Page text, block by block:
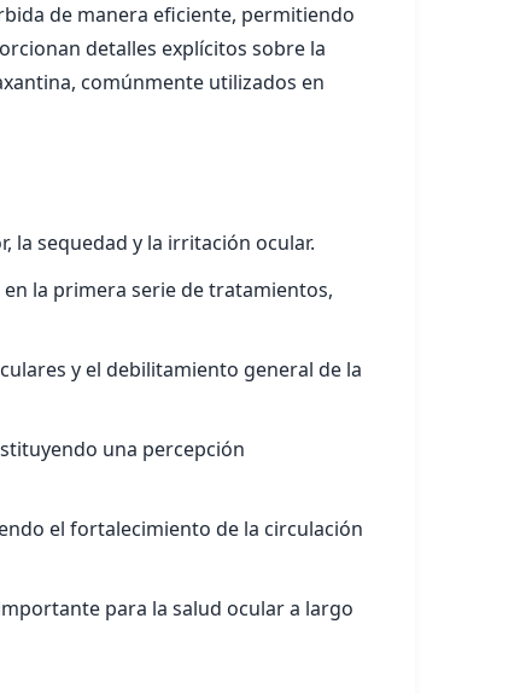
de manera eficiente, permitiendo
detalles explícitos sobre la
comúnmente utilizados en
la sequedad y la irritación ocular.
la primera serie de tratamientos,
y el debilitamiento general de la
una percepción
el fortalecimiento de la circulación
para la salud ocular a largo